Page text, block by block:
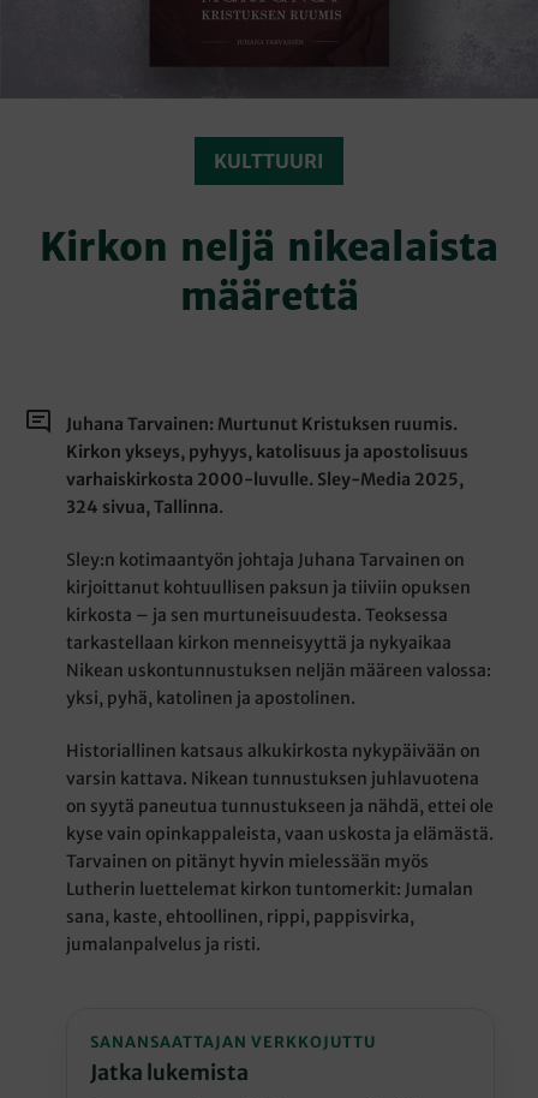
KULTTUURI
Kirkon neljä nikealaista
määrettä
Juhana Tarvainen: Murtunut Kristuksen ruumis.
Kirkon ykseys, pyhyys, katolisuus ja apostolisuus
varhaiskirkosta 2000-luvulle. Sley-Media 2025,
324 sivua, Tallinna.
Sley:n kotimaantyön johtaja Juhana Tarvainen on
kirjoittanut kohtuullisen paksun ja tiiviin opuksen
kirkosta – ja sen murtuneisuudesta. Teoksessa
tarkastellaan kirkon menneisyyttä ja nykyaikaa
Nikean uskontunnustuksen neljän määreen valossa:
yksi, pyhä, katolinen ja apostolinen.
Historiallinen katsaus alkukirkosta nykypäivään on
varsin kattava. Nikean tunnustuksen juhlavuotena
on syytä paneutua tunnustukseen ja nähdä, ettei ole
kyse vain opinkappaleista, vaan uskosta ja elämästä.
Tarvainen on pitänyt hyvin mielessään myös
Lutherin luettelemat kirkon tuntomerkit: Jumalan
sana, kaste, ehtoollinen, rippi, pappisvirka,
jumalanpalvelus ja risti.
SANANSAATTAJAN VERKKOJUTTU
Jatka lukemista